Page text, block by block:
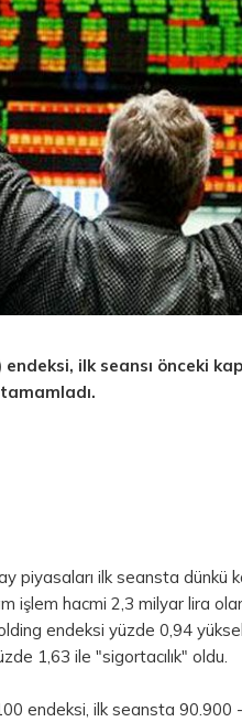
endeksi, ilk seansı önceki
piyasaları ilk seansta dünkü
işlem hacmi 2,3 milyar lira
endeksi yüzde 0,94
1,63 ile "sigortacılık" oldu.
endeksi, ilk seansta 90.900